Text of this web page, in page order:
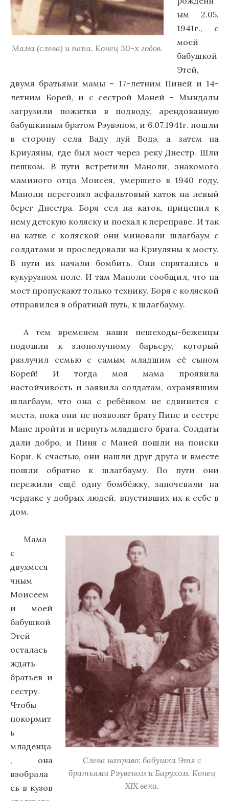
Мама (слева) и папа. Конец 30-х годов.
ым 2.05.
1941г., c
моей
бабушкой
Этей,
двумя братьями мамы – 17-летним Пиней и 14-
летним Борей, и с сестрой Маней – Мындалы
загрузили пожитки в подводу, арендованную
бабушкиным братом Рэувэном, и 6.07.1941г. пошли
в сторону села Ваду луй Водэ, а затем на
Криуляны, где был мост через реку Днестр. Шли
пешком. В пути встретили Маноли, знакомого
маминого отца Моисея, умершего в 1940 году.
Маноли перегонял асфальтовый каток на левый
берег Днестра. Боря сел на каток, прицепил к
нему детскую коляску и поехал к переправе. И так
на катке с коляской они миновали шлагбаум с
солдатами и проследовали на Криуляны к мосту.
В пути их начали бомбить. Они спрятались в
кукурузном поле. И там Маноли сообщил, что на
мост пропускают только технику. Боря с коляской
отправился в обратный путь, к шлагбауму.
А тем временем наши пешеходы-беженцы
подошли к злополучному барьеру, который
разлучил семью с самым младшим её сыном
Борей! И тогда моя мама проявила
настойчивость и заявила солдатам, охранявшим
шлагбаум, что она с ребёнком не сдвинется с
места, пока они не позволят брату Пине и сестре
Мане пройти и вернуть младшего брата. Солдаты
дали добро, и Пиня с Маней пошли на поиски
Бори. К счастью, они нашли друг друга и вместе
пошли обратно к шлагбауму. По пути они
пережили ещё одну бомбёжку, заночевали на
чердаке у добрых людей, впустивших их к себе в
дом.
Слева направо: бабушка Этя с
братьями Рэувеном и Барухом. Конец
ХIХ века.
Мама
с
двухмеся
чным
Моисеем
и моей
бабушкой
Этей
осталась
ждать
братьев и
сестру.
Чтобы
покормит
ь
младенца
, она
взобрала
сь в кузов